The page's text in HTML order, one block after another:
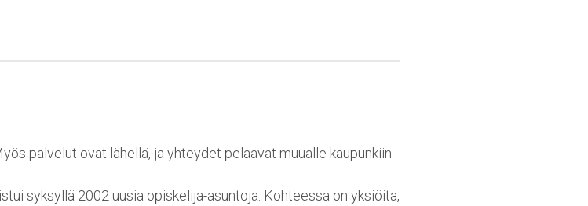
palvelut ovat lähellä, ja yhteydet pelaavat muualle kaupunkiin.
syksyllä 2002 uusia opiskelija-asuntoja. Kohteessa on yksiöitä,